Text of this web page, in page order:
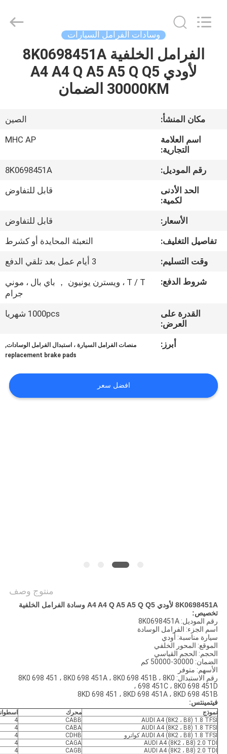
الصفحة
الرئيسية
معلومات
جولة
المعمل
مراقبة
الجودة
اقتباس
خريطة
Limited.
وسادات الفرامل السيارات
الفرامل الخلفية 8K0698451A
لأودي A4 A4 Q A5 A5 Q Q5
30000KM الضمان
مكان المنشأ:
الصين
اسم العلامة
التجارية:
MHC AP
رقم الموديل:
8K0698451A
الحد الأدنى
لكمية:
قابل للتفاوض
الأسعار:
قابل للتفاوض
تفاصيل التغليف:
التعبئة المحايدة أو كشرط
وقت التسليم:
3 أيام عمل بعد تلقي الدفع
شروط الدفع:
T / T ، ويسترن يونيون ， باي بال ، موني
جرام
القدرة على
العرض:
1000pcs شهريا
أبرز: منصات الفرامل السيارة ، استبدال الفرامل الوسادات,
replacement brake pads
افضل سعر
منتوج وصف
8K0698451A لأودي A4 A4 Q A5 A5 Q Q5 وسادة الفرامل الخلفية
تخصيص:
رقم الموديل: 8K0698451A
اسم الجزء: الفرامل الوسادة
سيارة مناسبة: أودي
الموقع: المحور الخلفي
الحجم: الحجم القياسي
الضمان: 30000-50000 كم
الأسهم: متوفر
رقم الاستبدال: 8K0 698 451 ، 8K0 698 451A ، 8K0 698 451B ، 8K0
698 451C ، 8K0 698 451D ،
8KD 698 451 ، 8KD 698 451A ، 8KD 698 451B
فيتمينتس:
نموذج محرك
AUDI A4 (8K2 ، B8) 1.8 TFSI
CABB
4
AUDI A4 (8K2 ، B8) 1.8 TFSI
CABA
4
AUDI A4 (8K2 ، B8) 1.8 TFSI كواترو
CDHB
4
AUDI A4 (8K2 ، B8) 2.0 TDI
CAGA
4
AUDI A4 (8K2 ، B8) 2.0 TDI
CAGB
4